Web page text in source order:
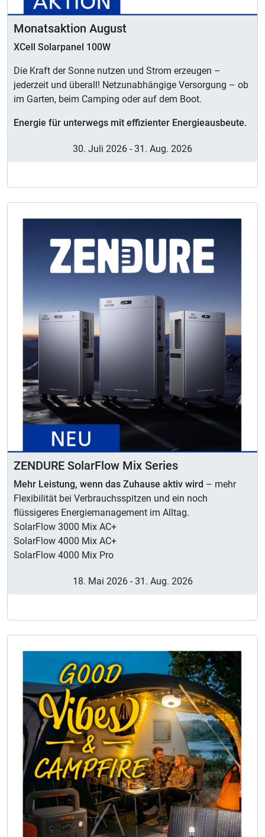
Monatsaktion August
XCell Solarpanel 100W
Die Kraft der Sonne nutzen und Strom erzeugen –
jederzeit und überall! Netzunabhängige Versorgung – ob
im Garten, beim Camping oder auf dem Boot.
Energie für unterwegs mit effizienter Energieausbeute.
30. Juli 2026 - 31. Aug. 2026
ZENDURE SolarFlow Mix Series
Mehr Leistung, wenn das Zuhause aktiv wird – mehr
Flexibilität bei Verbrauchsspitzen und ein noch
flüssigeres Energiemanagement im Alltag.
SolarFlow 3000 Mix AC+
SolarFlow 4000 Mix AC+
SolarFlow 4000 Mix Pro
18. Mai 2026- 31. Aug. 2026